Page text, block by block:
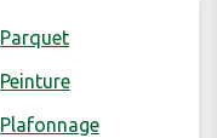
Parquet
Peinture
Plafonnage